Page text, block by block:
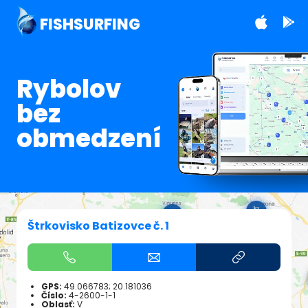
FISHSURFING
Rybolov
bez
obmedzení
Štrkovisko Batizovce č. 1
GPS: 49.066783; 20.181036
Číslo: 4-2600-1-1
Oblasť: V